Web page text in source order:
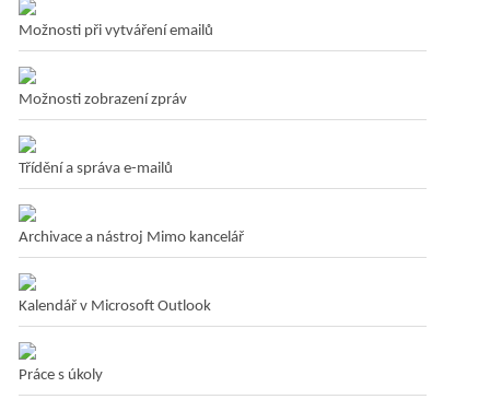
Možnosti při vytváření emailů
Možnosti zobrazení zpráv
Třídění a správa e-mailů
Archivace a nástroj Mimo kancelář
Kalendář v Microsoft Outlook
Práce s úkoly